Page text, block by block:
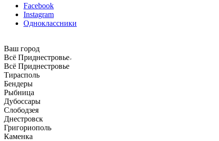
Facebook
Instagram
Одноклассники
Ваш город
Всё Приднестровье
Всё Приднестровье
Тирасполь
Бендеры
Рыбница
Дубоссары
Слободзея
Днестровск
Григориополь
Каменка